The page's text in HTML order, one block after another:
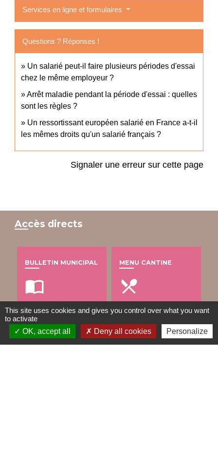
Services en ligne et formulaires
Questions ? Réponses !
Un salarié peut-il faire plusieurs périodes d'essai
chez le même employeur ?
Arrêt maladie pendant la période d'essai : quelles
sont les règles ?
Un ressortissant européen salarié en France a-t-il
les mêmes droits qu'un salarié français ?
Signaler une erreur sur cette page
Accès directs
BULLETIN MUNICIPAL
import_contacts
MENU CANTINE
local_dining
TRAVAUX EN COURS VOS DÉMARCHES
This site uses cookies and gives you control over what you want
to activate
OK, accept all
Deny all cookies Personalize